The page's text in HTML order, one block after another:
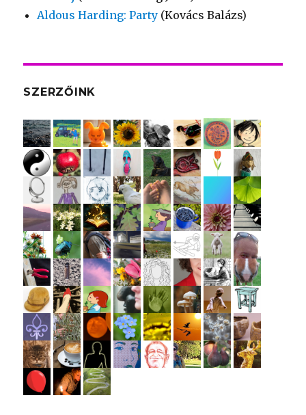
Aldous Harding: Party (Kovács Balázs)
SZERZŐINK